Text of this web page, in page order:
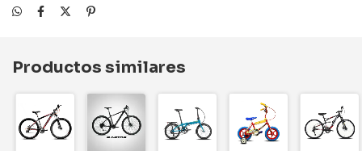
Productos similares